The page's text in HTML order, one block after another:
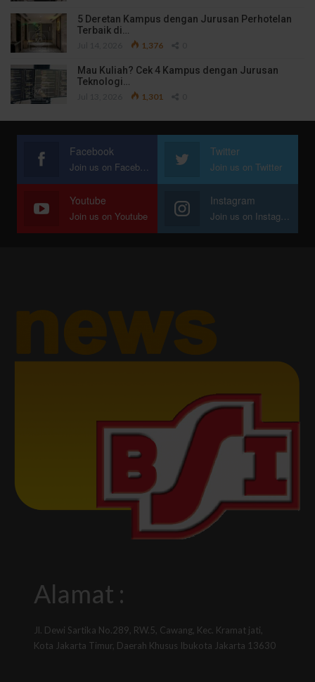
5 Deretan Kampus dengan Jurusan Perhotelan
Terbaik di…
1,376
Mau Kuliah? Cek 4 Kampus dengan Jurusan
Teknologi…
1,301
Facebook
Join us on Facebook
Twitter
Join us on Twitter
Youtube
Join us on Youtube
Instagram
Join us on Instagram
Alamat :
Jl. Dewi Sartika No.289, RW.5, Cawang, Kec. Kramat jati,
Kota Jakarta Timur, Daerah Khusus Ibukota Jakarta 13630